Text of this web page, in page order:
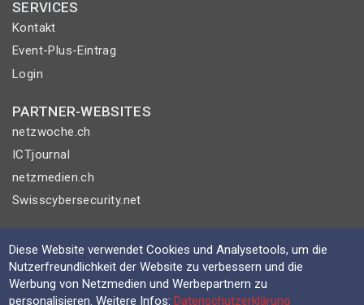
SERVICES
Kontakt
Event-Plus-Eintrag
Login
PARTNER-WEBSITES
netzwoche.ch
ICTjournal
netzmedien.ch
Swisscybersecurity.net
Impressum
AGB
Diese Website verwendet Cookies und Analysetools, um die
Nutzerfreundlichkeit der Website zu verbessern und die
Werbung von Netzmedien und Werbepartnern zu
personalisieren. Weitere Infos:Datenschutzerklärung